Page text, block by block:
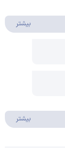
بیشتر
بیشتر